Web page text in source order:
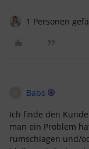
1 Personen
Babs
Ich finde den
man ein Problem
rumschlagen und/